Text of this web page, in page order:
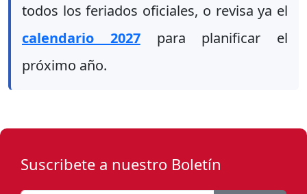
todos los feriados oficiales, o revisa ya el
calendario 2027para planificar el
próximo año.
Suscribete a nuestro Boletín